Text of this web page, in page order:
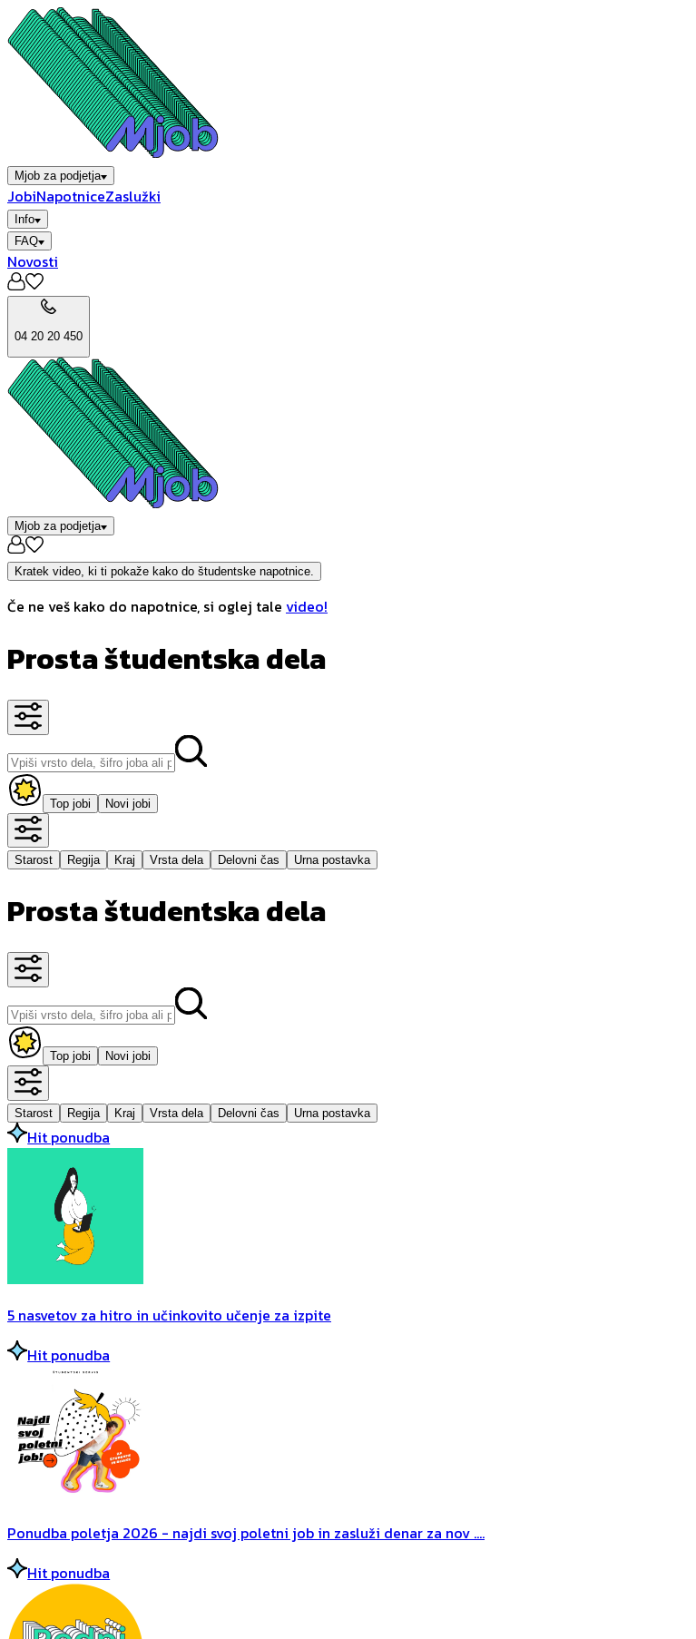
Mjob za podjetja
JobiNapotniceZaslužki
Info
FAQ
Novosti
04 20 20 450
Mjob za podjetja
Kratek video, ki ti pokaže kako do študentske napotnice.
Če ne veš kako do napotnice, si oglej tale video!
Prosta študentska dela
Top jobi Novi jobi
Starost Regija Kraj Vrsta dela Delovni čas Urna postavka
Prosta študentska dela
Top jobi Novi jobi
Starost Regija Kraj Vrsta dela Delovni čas Urna postavka
Hit ponudba
5 nasvetov za hitro in učinkovito učenje za izpite
Hit ponudba
Ponudba poletja 2026 - najdi svoj poletni job in zasluži denar za nov ....
Hit ponudba